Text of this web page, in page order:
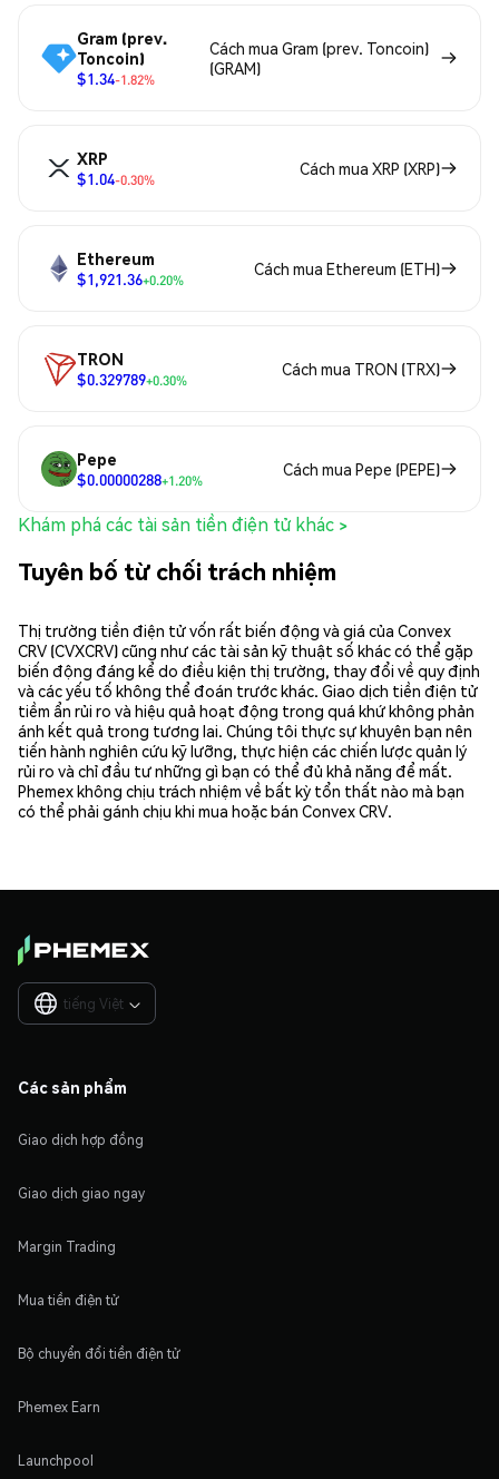
Gram (prev.
Toncoin)
$1.34-1.82%
Cách mua Gram (prev. Toncoin)
(GRAM)
XRP
$1.04-0.30%
Cách mua XRP (XRP)
Ethereum
$1,921.36+0.20%
Cách mua Ethereum (ETH)
TRON
$0.329789+0.30%
Cách mua TRON (TRX)
Pepe
$0.00000288+1.20%
Cách mua Pepe (PEPE)
Khám phá các tài sản tiền điện tử khác >
Tuyên bố từ chối trách nhiệm
Thị trường tiền điện tử vốn rất biến động và giá của Convex
CRV (CVXCRV) cũng như các tài sản kỹ thuật số khác có thể gặp
biến động đáng kể do điều kiện thị trường, thay đổi về quy định
và các yếu tố không thể đoán trước khác. Giao dịch tiền điện tử
tiềm ẩn rủi ro và hiệu quả hoạt động trong quá khứ không phản
ánh kết quả trong tương lai. Chúng tôi thực sự khuyên bạn nên
tiến hành nghiên cứu kỹ lưỡng, thực hiện các chiến lược quản lý
rủi ro và chỉ đầu tư những gì bạn có thể đủ khả năng để mất.
Phemex không chịu trách nhiệm về bất kỳ tổn thất nào mà bạn
có thể phải gánh chịu khi mua hoặc bán Convex CRV.
tiếng Việt 
Các sản phẩm
Giao dịch hợp đồng
Giao dịch giao ngay
Margin Trading
Mua tiền điện tử
Bộ chuyển đổi tiền điện tử
Phemex Earn
Launchpool